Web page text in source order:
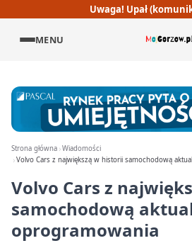
Uwaga! Upał
MENU
Strona główna Wiadomości
Volvo Cars z największą w historii samochodową
Volvo Cars z
samochodową
oprogramowania